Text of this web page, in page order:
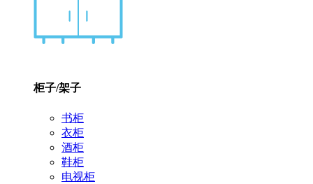
柜子/架子
书柜
衣柜
酒柜
鞋柜
电视柜